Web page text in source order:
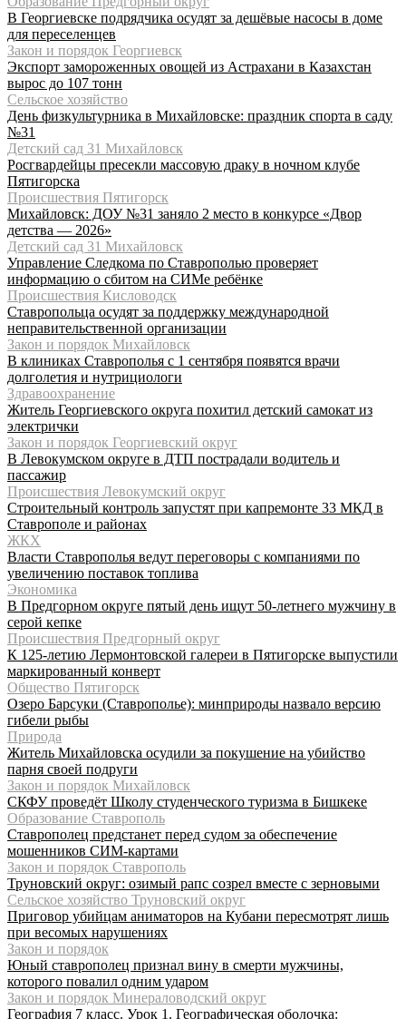
В Георгиевске подрядчика осудят за дешёвые насосы в доме
для переселенцев
Закон и порядок Георгиевск
Экспорт замороженных овощей из Астрахани в Казахстан
вырос до 107 тонн
Сельское хозяйство
День физкультурника в Михайловске: праздник спорта в саду
№31
Детский сад 31 Михайловск
Росгвардейцы пресекли массовую драку в ночном клубе
Пятигорска
Происшествия Пятигорск
Михайловск: ДОУ №31 заняло 2 место в конкурсе «Двор
детства — 2026»
Детский сад 31 Михайловск
Управление Следкома по Ставрополью проверяет
информацию о сбитом на СИМе ребёнке
Происшествия Кисловодск
Ставропольца осудят за поддержку международной
неправительственной организации
Закон и порядок Михайловск
В клиниках Ставрополья с 1 сентября появятся врачи
долголетия и нутрициологи
Здравоохранение
Житель Георгиевского округа похитил детский самокат из
электрички
Закон и порядок Георгиевский округ
В Левокумском округе в ДТП пострадали водитель и
пассажир
Происшествия Левокумский округ
Строительный контроль запустят при капремонте 33 МКД в
Ставрополе и районах
ЖКХ
Власти Ставрополья ведут переговоры с компаниями по
увеличению поставок топлива
Экономика
В Предгорном округе пятый день ищут 50-летнего мужчину в
серой кепке
Происшествия Предгорный округ
К 125-летию Лермонтовской галереи в Пятигорске выпустили
маркированный конверт
Общество Пятигорск
Озеро Барсуки (Ставрополье): минприроды назвало версию
гибели рыбы
Природа
Житель Михайловска осудили за покушение на убийство
парня своей подруги
Закон и порядок Михайловск
СКФУ проведёт Школу студенческого туризма в Бишкеке
Образование Ставрополь
Ставрополец предстанет перед судом за обеспечение
мошенников СИМ-картами
Закон и порядок Ставрополь
Труновский округ: озимый рапс созрел вместе с зерновыми
Сельское хозяйство Труновский округ
Приговор убийцам аниматоров на Кубани пересмотрят лишь
при весомых нарушениях
Закон и порядок
Юный ставрополец признал вину в смерти мужчины,
которого повалил одним ударом
Закон и порядок Минераловодский округ
География 7 класс. Урок 1. Географическая оболочка: